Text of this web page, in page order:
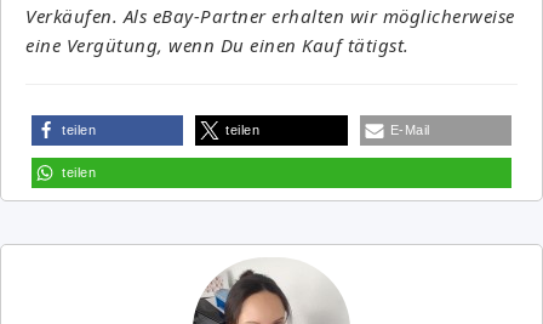
Verkäufen. Als eBay-Partner erhalten wir möglicherweise
eine Vergütung, wenn Du einen Kauf tätigst.
teilen teilen E-Mail
teilen